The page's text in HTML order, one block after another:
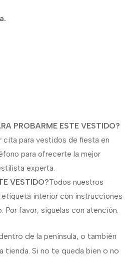
PROBARME ESTE VESTIDO?
cita para vestidos de fiesta en
para ofrecerte la mejor
experta.
VESTIDO?Todos nuestros
interior con instrucciones
Por favor, síguelas con atención.
de la península, o también
tienda. Si no te queda bien o no